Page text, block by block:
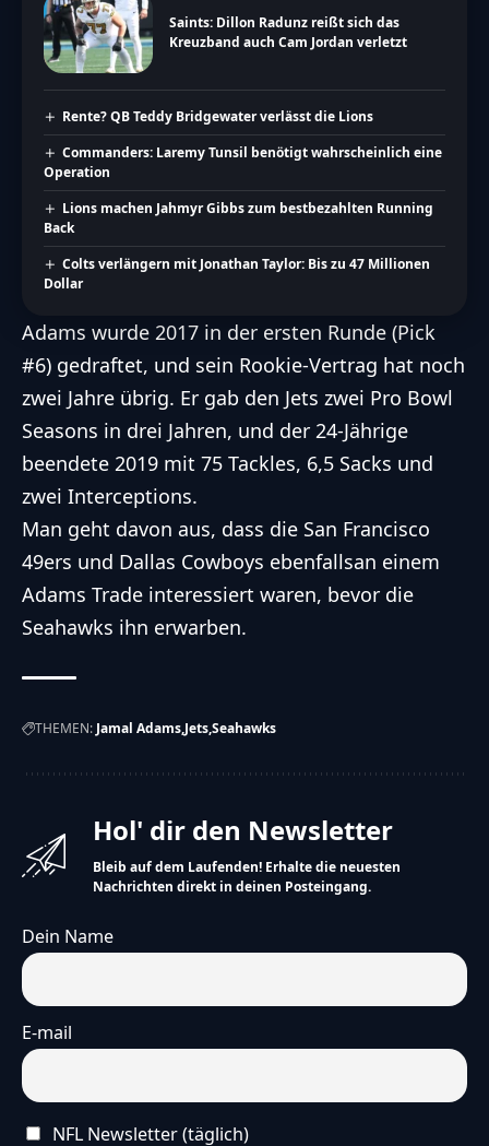
Saints: Dillon Radunz reißt sich das
Kreuzband auch Cam Jordan verletzt
Rente? QB Teddy Bridgewater verlässt die Lions
Commanders: Laremy Tunsil benötigt wahrscheinlich eine
Operation
Lions machen Jahmyr Gibbs zum bestbezahlten Running
Back
Colts verlängern mit Jonathan Taylor: Bis zu 47 Millionen
Dollar
Adams wurde 2017 in der ersten Runde (Pick
#6) gedraftet, und sein Rookie-Vertrag hat noch
zwei Jahre übrig. Er gab den Jets zwei Pro Bowl
Seasons in drei Jahren, und der 24-Jährige
beendete 2019 mit 75 Tackles, 6,5 Sacks und
zwei Interceptions.
Man geht davon aus, dass die San Francisco
49ers und Dallas Cowboys ebenfallsan einem
Adams Trade interessiert waren, bevor die
Seahawks ihn erwarben.
THEMEN: Jamal Adams JetsSeahawks
Hol' dir den Newsletter
Bleib auf dem Laufenden! Erhalte die neuesten
Nachrichten direkt in deinen Posteingang.
Dein Name
E-mail
NFL Newsletter (täglich)